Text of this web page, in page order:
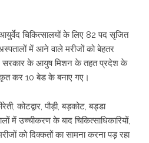
चिकित्सालयों के लिए 82 पद सृजित
में आने वाले मरीजों को बेहतर
सरकार के आयुष मिशन के तहत प्रदेश के
कर 10 बेड के बनाए गए।
कोटद्वार, पौड़ी, बड़कोट, बड्डा
में उच्चीकरण के बाद चिकित्साधिकारियों,
को दिक्कतों का सामना करना पड़ रहा